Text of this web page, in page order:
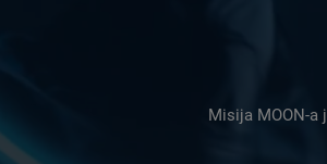
Misija MOON-a